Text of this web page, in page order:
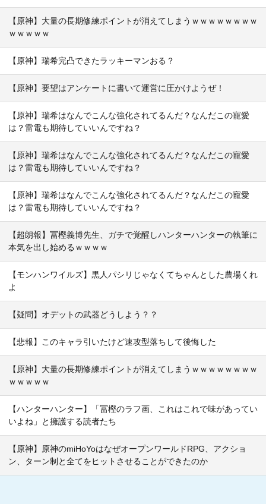
【原神】大量の長期修練ポイントが消えてしまうｗｗｗｗｗｗｗｗ
ｗｗｗｗｗ
【原神】瑞希完凸できたラッキーマンおる？
【原神】要望はアンケートに書いて運営に圧かけようぜ！
【原神】瑞希はなんでこんな強化されてるんだ？なんだこの寵愛
は？雷電も期待していいんですね？
【原神】瑞希はなんでこんな強化されてるんだ？なんだこの寵愛
は？雷電も期待していいんですね？
【原神】瑞希はなんでこんな強化されてるんだ？なんだこの寵愛
は？雷電も期待していいんですね？
【超朗報】冨樫義博先生、ガチで覚醒しハンターハンターの執筆に
本気を出し始めるｗｗｗｗ
【モンハンワイルズ】黒人パシリじゃなくてちゃんとした農場くれ
よ
【疑問】オデットの武器どうしよう？？
【悲報】このキャラ引いたけど速攻型落ちして後悔した
【原神】大量の長期修練ポイントが消えてしまうｗｗｗｗｗｗｗｗ
ｗｗｗｗｗ
【ハンターハンター】「冨樫のラフ画、これはこれで味があってい
いよね」と擁護する読者たち
【原神】原神のmiHoYoはなぜオープンワールドRPG、アクショ
ン、ターン制と全てをヒットさせることができたのか